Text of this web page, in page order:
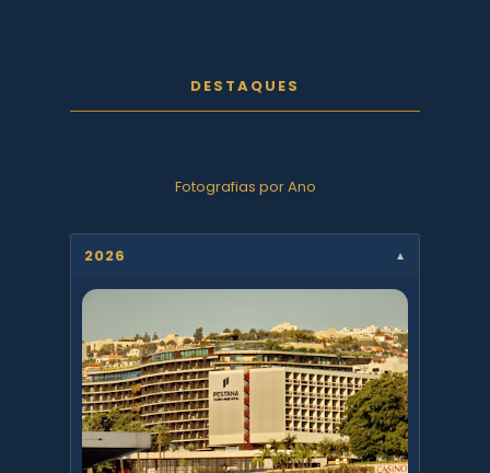
DESTAQUES
Fotografias por Ano
2026 ▼